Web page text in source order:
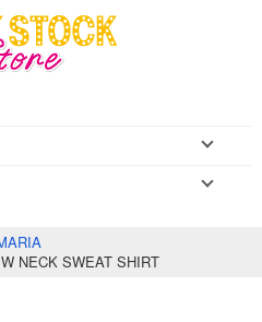
NECK SWEAT SHIRT